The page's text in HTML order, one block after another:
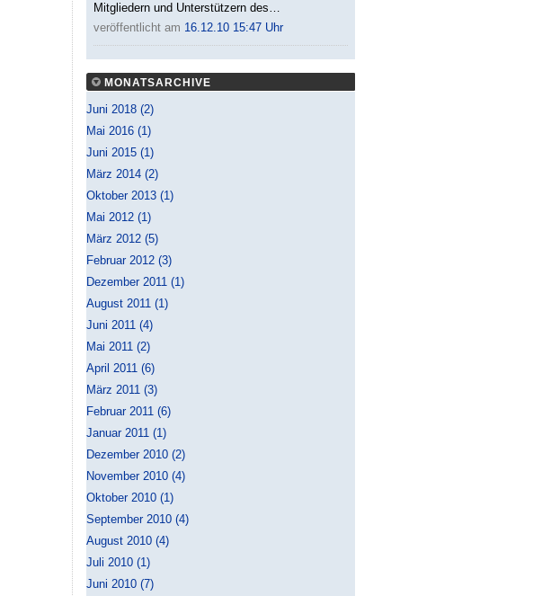
Mitgliedern und Unterstützern des…
veröffentlicht am 16.12.10 15:47 Uhr
MONATSARCHIVE
Juni 2018 (2)
Mai 2016 (1)
Juni 2015 (1)
März 2014 (2)
Oktober 2013 (1)
Mai 2012 (1)
März 2012 (5)
Februar 2012 (3)
Dezember 2011 (1)
August 2011 (1)
Juni 2011 (4)
Mai 2011 (2)
April 2011 (6)
März 2011 (3)
Februar 2011 (6)
Januar 2011 (1)
Dezember 2010 (2)
November 2010 (4)
Oktober 2010 (1)
September 2010 (4)
August 2010 (4)
Juli 2010 (1)
Juni 2010 (7)